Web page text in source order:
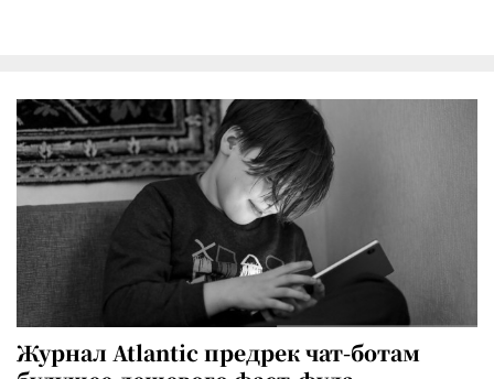
Журнал Atlantic предрек чат-ботам